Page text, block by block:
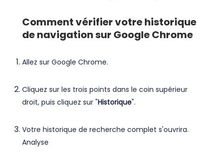
Comment vérifier votre historique
de navigation sur Google Chrome
Allez sur Google Chrome.
Cliquez sur les trois points dans le coin supérieur
droit, puis cliquez sur "Historique".
Votre historique de recherche complet s'ouvrira.
Analyse